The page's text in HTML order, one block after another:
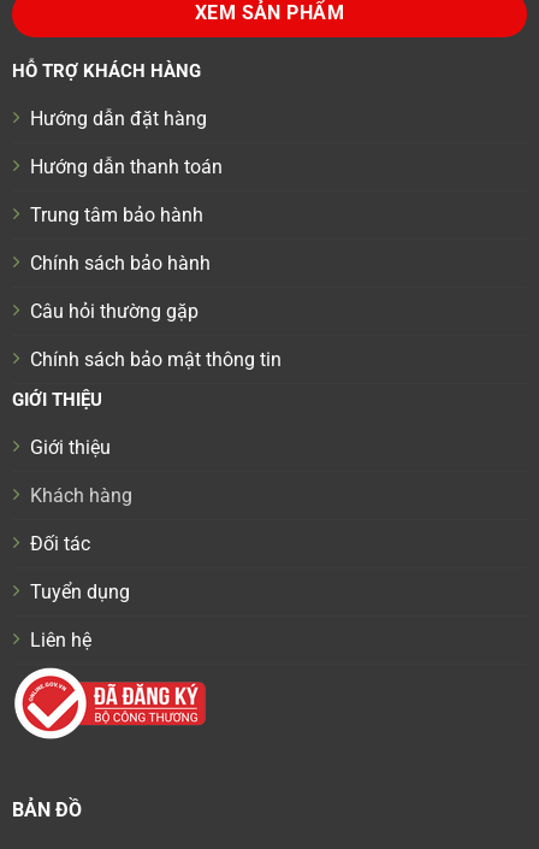
XEM SẢN PHẨM
HỖ TRỢ KHÁCH HÀNG
Hướng dẫn đặt hàng
Hướng dẫn thanh toán
Trung tâm bảo hành
Chính sách bảo hành
Câu hỏi thường gặp
Chính sách bảo mật thông tin
GIỚI THIỆU
Giới thiệu
Khách hàng
Đối tác
Tuyển dụng
Liên hệ
BẢN ĐỒ